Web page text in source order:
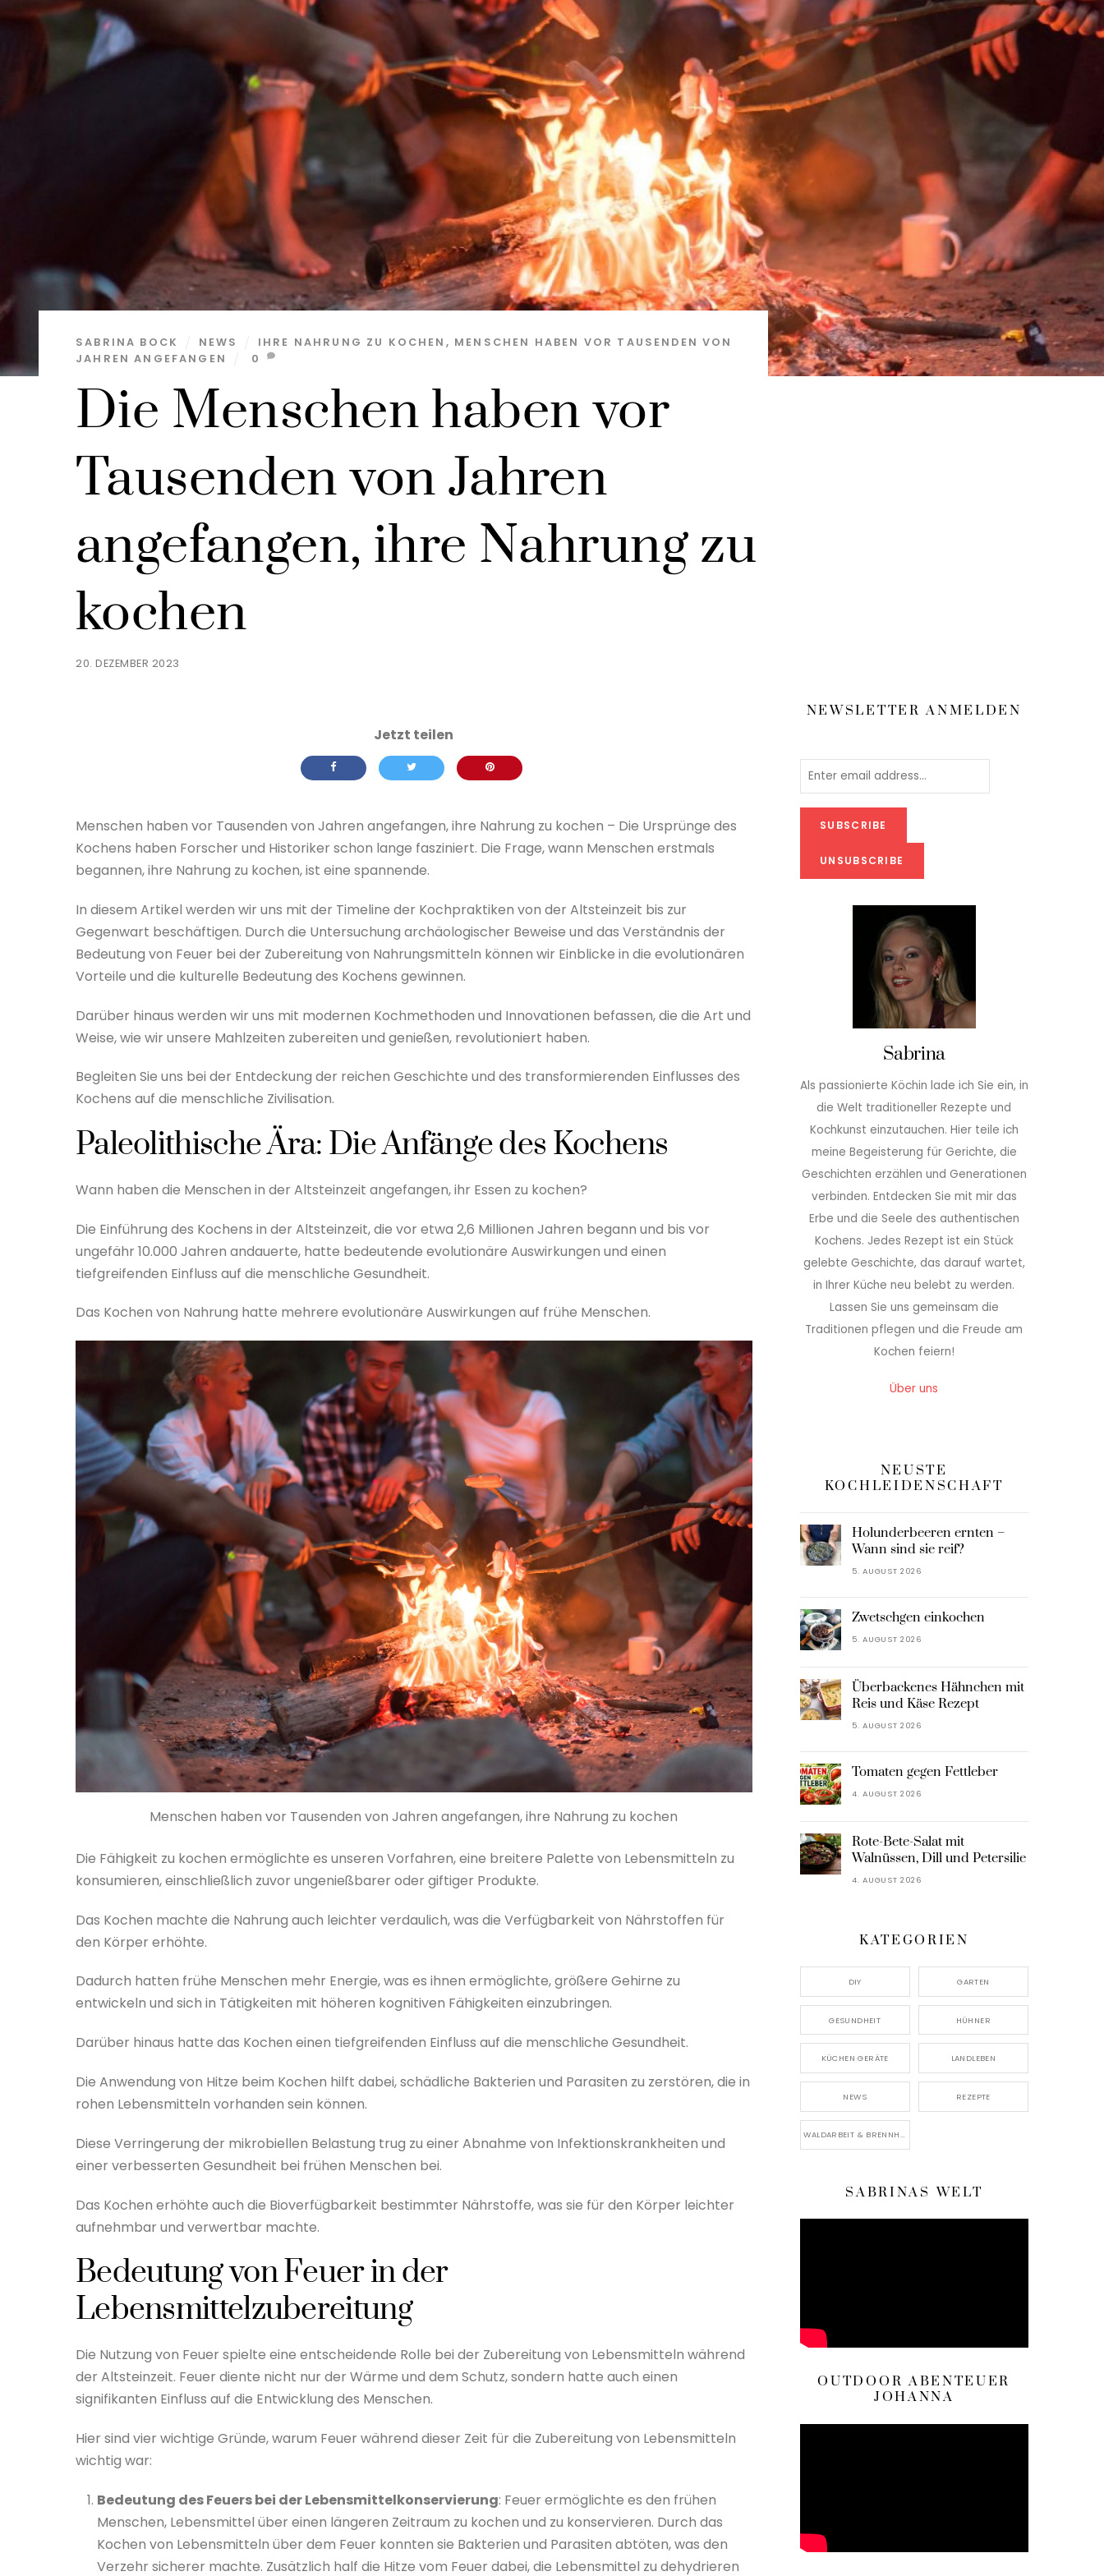
20. DEZEMBER 2023
Die Menschen haben vor
Tausenden von Jahren
angefangen, ihre Nahrung zu
kochen
SABRINA BOCK NEWS IHRE NAHRUNG ZU KOCHEN , MENSCHEN HABEN VOR TAUSENDEN VON
JAHREN ANGEFANGEN
0
Menschen haben vor Tausenden von Jahren angefangen, ihre Nahrung zu kochen – Die Ursprünge des
Kochens haben Forscher und Historiker schon lange fasziniert. Die Frage, wann Menschen erstmals
begannen, ihre Nahrung zu kochen, ist eine spannende.
In diesem Artikel werden wir uns mit der Timeline der Kochpraktiken von der Altsteinzeit bis zur
Gegenwart beschäftigen. Durch die Untersuchung archäologischer Beweise und das Verständnis der
Bedeutung von Feuer bei der Zubereitung von Nahrungsmitteln können wir Einblicke in die evolutionären
Vorteile und die kulturelle Bedeutung des Kochens gewinnen.
Darüber hinaus werden wir uns mit modernen Kochmethoden und Innovationen befassen, die die Art und
Weise, wie wir unsere Mahlzeiten zubereiten und genießen, revolutioniert haben.
Begleiten Sie uns bei der Entdeckung der reichen Geschichte und des transformierenden Einflusses des
Kochens auf die menschliche Zivilisation.
Paleolithische Ära: Die Anfänge des Kochens
Wann haben die Menschen in der Altsteinzeit angefangen, ihr Essen zu kochen?
Die Einführung des Kochens in der Altsteinzeit, die vor etwa 2,6 Millionen Jahren begann und bis vor
ungefähr 10.000 Jahren andauerte, hatte bedeutende evolutionäre Auswirkungen und einen
tiefgreifenden Einfluss auf die menschliche Gesundheit.
Das Kochen von Nahrung hatte mehrere evolutionäre Auswirkungen auf frühe Menschen.
Menschen haben vor Tausenden von Jahren angefangen, ihre Nahrung zu kochen
Die Fähigkeit zu kochen ermöglichte es unseren Vorfahren, eine breitere Palette von Lebensmitteln zu
konsumieren, einschließlich zuvor ungenießbarer oder giftiger Produkte.
Das Kochen machte die Nahrung auch leichter verdaulich, was die Verfügbarkeit von Nährstoffen für
den Körper erhöhte.
Dadurch hatten frühe Menschen mehr Energie, was es ihnen ermöglichte, größere Gehirne zu
entwickeln und sich in Tätigkeiten mit höheren kognitiven Fähigkeiten einzubringen.
Darüber hinaus hatte das Kochen einen tiefgreifenden Einfluss auf die menschliche Gesundheit.
Die Anwendung von Hitze beim Kochen hilft dabei, schädliche Bakterien und Parasiten zu zerstören, die in
rohen Lebensmitteln vorhanden sein können.
Diese Verringerung der mikrobiellen Belastung trug zu einer Abnahme von Infektionskrankheiten und
einer verbesserten Gesundheit bei frühen Menschen bei.
Das Kochen erhöhte auch die Bioverfügbarkeit bestimmter Nährstoffe, was sie für den Körper leichter
aufnehmbar und verwertbar machte.
Bedeutung von Feuer in der
Lebensmittelzubereitung
Die Nutzung von Feuer spielte eine entscheidende Rolle bei der Zubereitung von Lebensmitteln während
der Altsteinzeit. Feuer diente nicht nur der Wärme und dem Schutz, sondern hatte auch einen
signifikanten Einfluss auf die Entwicklung des Menschen.
Hier sind vier wichtige Gründe, warum Feuer während dieser Zeit für die Zubereitung von Lebensmitteln
wichtig war:
Bedeutung des Feuers bei der Lebensmittelkonservierung: Feuer ermöglichte es den frühen
Menschen, Lebensmittel über einen längeren Zeitraum zu kochen und zu konservieren. Durch das
Kochen von Lebensmitteln über dem Feuer konnten sie Bakterien und Parasiten abtöten, was den
Verzehr sicherer machte. Zusätzlich half die Hitze vom Feuer dabei, die Lebensmittel zu dehydrieren
NEWSLETTER ANMELDEN
Sabrina
Als passionierte Köchin lade ich Sie ein, in
die Welt traditioneller Rezepte und
Kochkunst einzutauchen. Hier teile ich
meine Begeisterung für Gerichte, die
Geschichten erzählen und Generationen
verbinden. Entdecken Sie mit mir das
Erbe und die Seele des authentischen
Kochens. Jedes Rezept ist ein Stück
gelebte Geschichte, das darauf wartet,
in Ihrer Küche neu belebt zu werden.
Lassen Sie uns gemeinsam die
Traditionen pflegen und die Freude am
Kochen feiern!
Über uns
NEUSTE
KOCHLEIDENSCHAFT
Holunderbeeren ernten –
Wann sind sie reif?
5. AUGUST 2026
Zwetschgen einkochen
5. AUGUST 2026
Überbackenes Hähnchen mit
Reis und Käse Rezept
5. AUGUST 2026
Tomaten gegen Fettleber
4. AUGUST 2026
Rote-Bete-Salat mit
Walnüssen, Dill und Petersilie
4. AUGUST 2026
KATEGORIEN
DIY GARTEN
GESUNDHEIT HÜHNER
KÜCHEN GERÄTE LANDLEBEN
NEWS REZEPTE
WALDARBEIT & BRENNHOLZ
SABRINAS WELT
OUTDOOR ABENTEUER
JOHANNA